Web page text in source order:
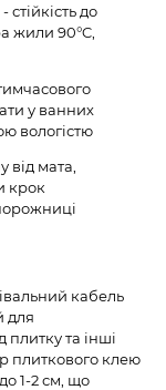
до
жили 90°C,
у ванних
вологістю
від мата,
крок
кабель
для
плитку та інші
плиткового клею
1-2 см, що